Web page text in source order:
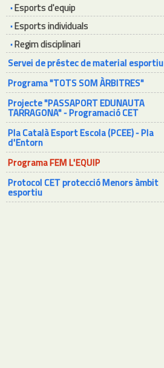
·Esports d'equip
·Esports individuals
·Regim disciplinari
Servei de préstec de material esportiu
Programa "TOTS SOM ÀRBITRES"
Projecte "PASSAPORT EDUNAUTA
TARRAGONA" - Programació CET
Pla Català Esport Escola (PCEE) - Pla
d'Entorn
Programa FEM L'EQUIP
Protocol CET protecció Menors àmbit
esportiu